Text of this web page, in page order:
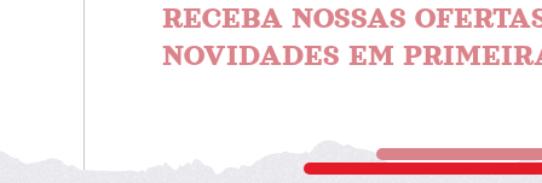
RECEBA NOSSAS
NOVIDADES EM